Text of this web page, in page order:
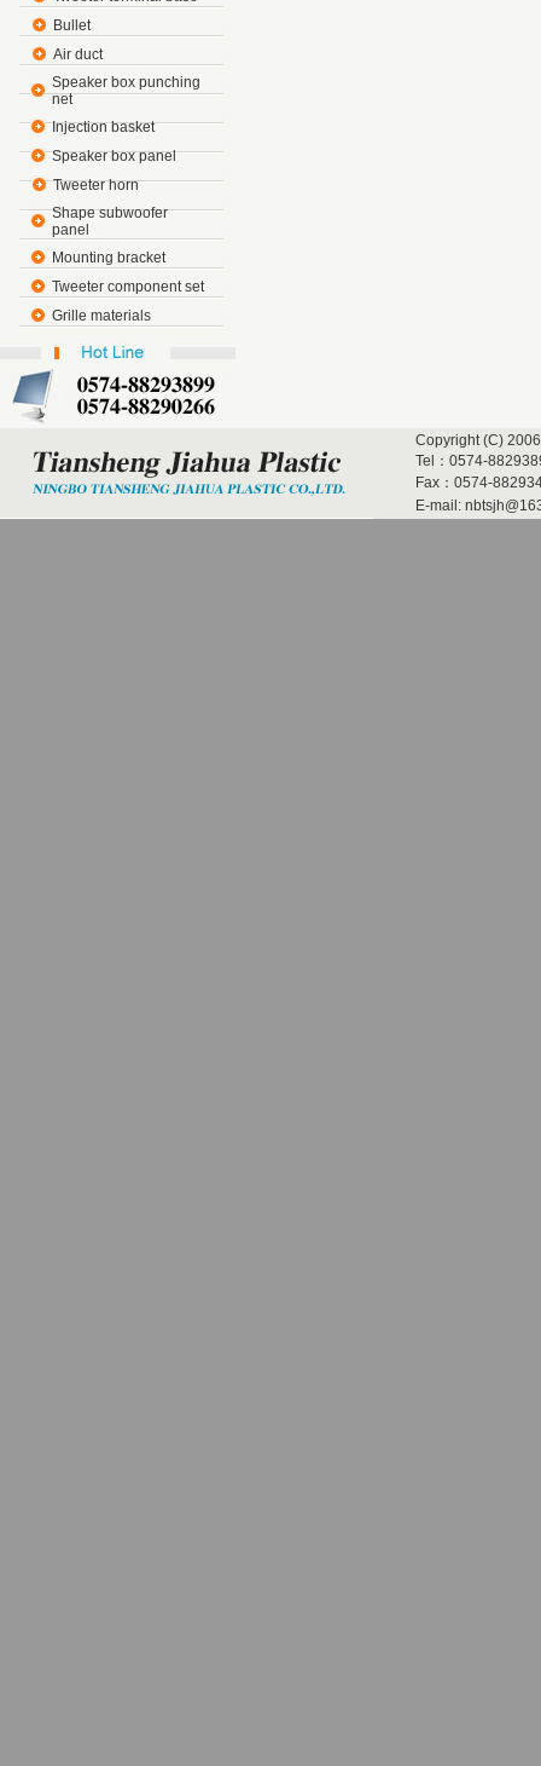
Bullet
Air duct
Speaker box punching
net
Injection basket
Speaker box panel
Tweeter horn
Shape subwoofer
panel
Mounting bracket
Tweeter component set
Grille materials
Copyright (C)
Tel：0574-
Fax：0574-
E-mail: